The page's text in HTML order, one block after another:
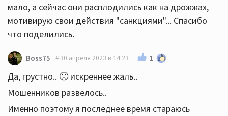
мало, а сейчас они расплодились как на дрожжах,
мотивирую свои действия "санкциями"... Спасибо
что поделились.
Boss75 30 апреля 2023 в 14:23 1
Да, грустно.. 🙁 искреннее жаль..
Мошенников развелось..
Именно поэтому я последнее время стараюсь